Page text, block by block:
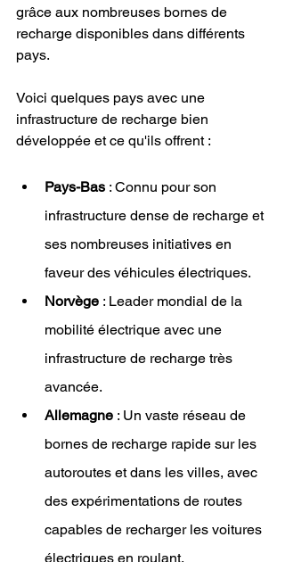
grâce aux nombreuses bornes de
recharge disponibles dans différents
pays.
Voici quelques pays avec une
infrastructure de recharge bien
développée et ce qu'ils offrent :
Pays-Bas : Connu pour son
infrastructure dense de recharge et
ses nombreuses initiatives en
faveur des véhicules électriques.
Norvège : Leader mondial de la
mobilité électrique avec une
infrastructure de recharge très
avancée.
Allemagne : Un vaste réseau de
bornes de recharge rapide sur les
autoroutes et dans les villes, avec
des expérimentations de routes
capables de recharger les voitures
électriques en roulant.